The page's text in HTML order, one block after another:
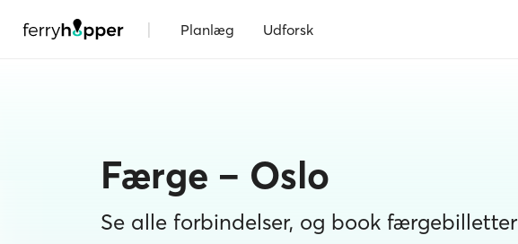
| Planlæg Udforsk
Færge – Oslo
Se alle forbindelser, og book færgebilletter